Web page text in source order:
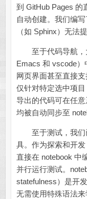
到 GitHub Pages 的
自动创建。我们编
（如 Sphinx）无法
至于代码导航，
Emacs 和 vscode）
网页界面甚至直接
仅针对特定选中项
导出的代码可在任
均被自动同步至
至于测试，我们
具。作为探索和开
直接在 notebook 中
并行运行测试。
statefulness）是开
无需使用特殊语法